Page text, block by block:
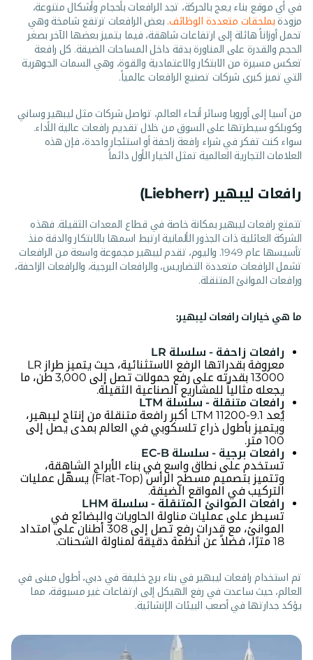
في أي موقع بناء يعج بالحركة، تجد الرافعات بأحجام وأشكال متنوعة،
مزودة بملحقات متعددة الوظائف. بعض الرافعات ترتفع شامخة وهي
تحمل أوزاناً هائلة إلى ارتفاعات شاهقة، فيما يتميز بعضها الآخر بصغر
الحجم والقدرة على المناورة بدقة داخل المساحات الضيقة. كل رافعة
تعكس مسيرة من الابتكار والاعتمادية والقوة، وهي السمات الجوهرية
التي تميز كبرى شركات تصنيع الرافعات عالمياً.
من آسيا إلى أوروبا وسائر أنحاء العالم، تواصل شركات مثل ليبهير وساني
وكوبلكو سيطرتها على السوق من خلال تقديم رافعات عالية الأداء.
سواء كنت تفكر في شراء رافعة زاحفة أو استئجار واحدة، فإن هذه
العلامات التجارية العالمية تمثل الخيار الأول دائماً
رافعات ليبهير (Liebherr)
تتمتع رافعات ليبهير بمكانة خاصة في قطاع المعدات الثقيلة. فهذه
الشركة العائلية ذات الجذور الألمانية ارتبط اسمها بالابتكار والدقة منذ
تأسيسها عام 1949. واليوم، تقدم ليبهير مجموعة واسعة من الرافعات
تشمل الرافعات متعددة التضاريس، والرافعات البرجية، والرافعات الزاحفة،
ورافعات الموانئ المتنقلة.
ما هي خيارات رافعات ليبهير:
رافعات زاحفة - سلسلة LR
معروفة بقدراتها الرفع الاستثنائية، حيث يتميز طراز LR
13000 بقدرته على رفع حمولات تصل إلى 3,000 طن، ما
يجعله مثالياً للمشاريع الصناعية الثقيلة.
رافعات متنقلة - سلسلة LTM
يُعد LTM 11200-9.1 أكبر رافعة متنقلة من إنتاج ليبهير،
ويتميز بأطول ذراع تلسكوبي في العالم بمدى يصل إلى
100 متر.
رافعات برجية - سلسلة EC-B
تستخدم على نطاق واسع في بناء الأبراج الشاهقة،
وتتميز بتصميم مسطح الرأس (Flat-Top) يسهّل عمليات
التركيب في المواقع الضيقة.
رافعات الموانئ المتنقلة - سلسلة LHM
تسيطر على عمليات مناولة الحاويات والبضائع في
الموانئ، مع قدرات رفع تصل إلى 308 أطنان على امتداد
18 مترًا، فضلاً عن أنظمة دقيقة لمناولة الشحنات.
تم استخدام رافعات ليبهير في بناء برج خليفة في دبي، أطول مبنى في
العالم، حيث ساعدت في رفع الهيكل إلى ارتفاعات غير مسبوقة، مما
يؤكد جدارتها في أصعب البيئات الإنشائية.